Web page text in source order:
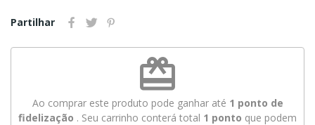
Partilhar
redeem
Ao comprar este produto pode ganhar até 1 ponto de
fidelização . Seu carrinho conterá total 1 ponto que podem